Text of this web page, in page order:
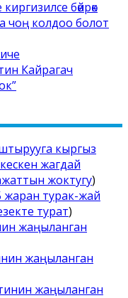
бөйрөк
чоң колдоо болот
Кайрагач
кыргыз
жагдай
жоктугу)
турак-жай
турат)
жаңыланган
жаңыланган
жаңыланган